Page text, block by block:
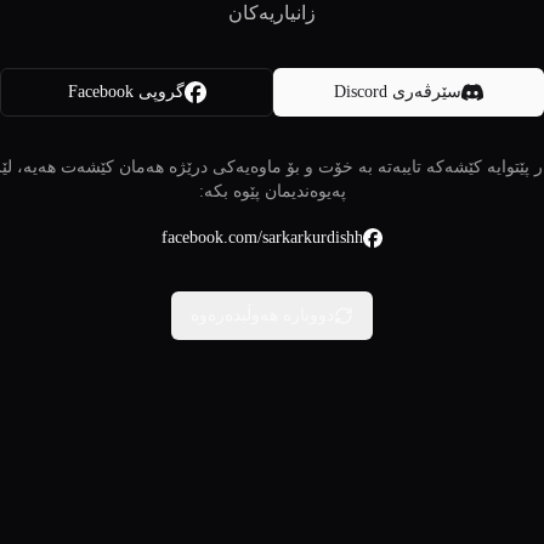
زانیاریەکان
سێرڤەری Discord گروپی Facebook
پێتوایە کێشەکە تایبەتە بە خۆت و بۆ ماوەیەکی درێژە هەمان کێشەت هەیە،
پەیوەندیمان پێوە بکە:
facebook.com/sarkarkurdishh